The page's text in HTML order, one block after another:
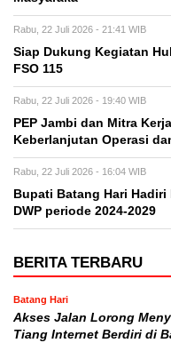
Rabu, 22 Juli 2026 - 21:41 WIB
Siap Dukung Kegiatan
FSO 115
Rabu, 22 Juli 2026 - 19:40 WIB
PEP Jambi dan Mitra
Keberlanjutan Operasi
Rabu, 22 Juli 2026 - 16:04 WIB
Bupati Batang Hari
DWP periode 2024-2029
BERITA TERBARU
Batang Hari
Akses Jalan Lorong
Tiang Internet Berdiri di